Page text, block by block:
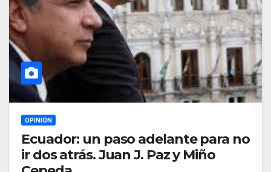
OPINIÓN
Ecuador: un paso adelante para no
ir dos atrás. Juan J. Paz y Miño